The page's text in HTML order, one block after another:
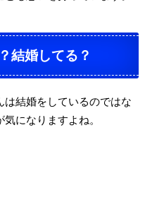
結婚してる？
結婚をしているのではな
になりますよね。